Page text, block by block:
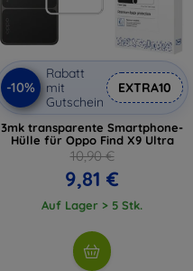
-10%
Rabatt
mit
Gutschein
EXTRA10
3mk transparente Smartphone-
Hülle für Oppo Find X9 Ultra
10,90 €
9,81 €
Auf Lager > 5 Stk.